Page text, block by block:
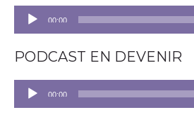
Lecteur
audio
00:00
PODCAST EN DEVENIR
Lecteur
audio
00:00